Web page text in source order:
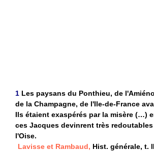
1 Les paysans du Ponthieu, de
de la Champagne, de l'Ile-de-France
Ils étaient exaspérés par la misère (…)
ces Jacques devinrent très
l'Oise.
Lavisse et Rambaud, Hist. générale, t.